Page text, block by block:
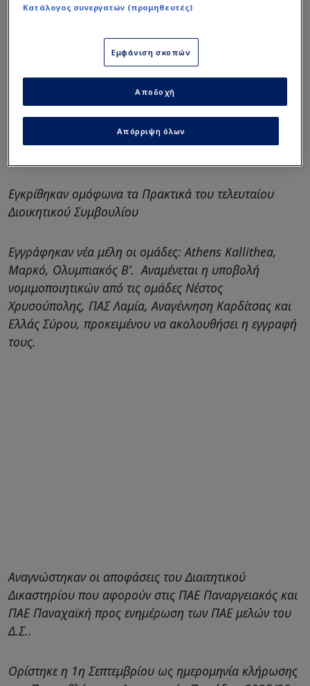
Εγκρίθηκαν ομόφωνα τα Πρακτικά του τελευταίου
Διοικητικού Συμβουλίου
Εγγράφηκαν νέα μέλη οι ομάδες: Athens Kallithea,
Μαρκό, Ολυμπιακός Β’. Αναμένεται η υποβολή
νομιμοποιητικών από τις ομάδες Νέστος
Χρυσούπολης, ΠΑΣ Λαμία, Αναγέννηση Καρδίτσας και
Ελλάς Σύρου, προκειμένου να ακολουθήσει η εγγραφή
τους.
Αναγνώστηκαν οι αποφάσεις του Διαιτητικού
Δικαστηρίου που αφορούν στις ΠΑΕ Παναργειακός και
ΠΑΕ Παναχαϊκή προς ενημέρωση των ΠΑΕ μελών του
Δ.Σ..
Ορίστηκε η 1η Σεπτεμβρίου ως ημερομηνία κλήρωσης
Κατάλογος συνεργατών (προμηθευτές)
Εμφάνιση σκοπών
Απόρριψη όλων
Αποδοχή